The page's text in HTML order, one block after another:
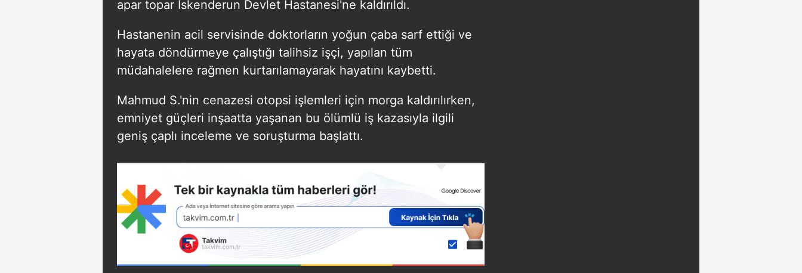
apar topar İskenderun Devlet Hastanesi'ne kaldırıldı.
Hastanenin acil servisinde doktorların yoğun çaba sarf ettiği ve
hayata döndürmeye çalıştığı talihsiz işçi, yapılan tüm
müdahalelere rağmen kurtarılamayarak hayatını kaybetti.
Mahmud S.'nin cenazesi otopsi işlemleri için morga kaldırılırken,
emniyet güçleri inşaatta yaşanan bu ölümlü iş kazasıyla ilgili
geniş çaplı inceleme ve soruşturma başlattı.